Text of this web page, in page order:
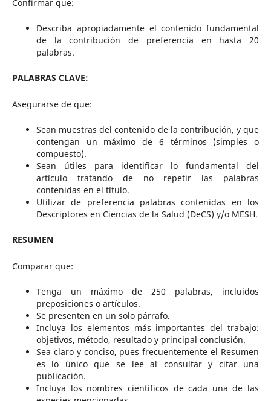
Confirmar que:
Describa apropiadamente el contenido fundamental
de la contribución de preferencia en hasta 20
palabras.
PALABRAS CLAVE:
Asegurarse de que:
Sean muestras del contenido de la contribución, y que
contengan un máximo de 6 términos (simples o
compuesto).
Sean útiles para identificar lo fundamental del
artículo tratando de no repetir las palabras
contenidas en el título.
Utilizar de preferencia palabras contenidas en los
Descriptores en Ciencias de la Salud (DeCS) y/o MESH.
RESUMEN
Comparar que:
Tenga un máximo de 250 palabras, incluidos
preposiciones o artículos.
Se presenten en un solo párrafo.
Incluya los elementos más importantes del trabajo:
objetivos, método, resultado y principal conclusión.
Sea claro y conciso, pues frecuentemente el Resumen
es lo único que se lee al consultar y citar una
publicación.
Incluya los nombres científicos de cada una de las